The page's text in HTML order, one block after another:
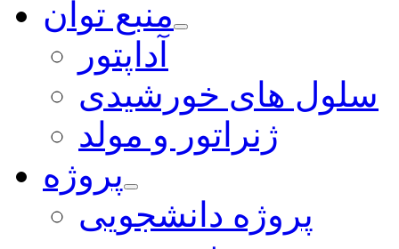
منبع توان
آداپتور
سلول های خورشیدی
ژنراتور و مولد
پروژه
پروژه دانشجویی